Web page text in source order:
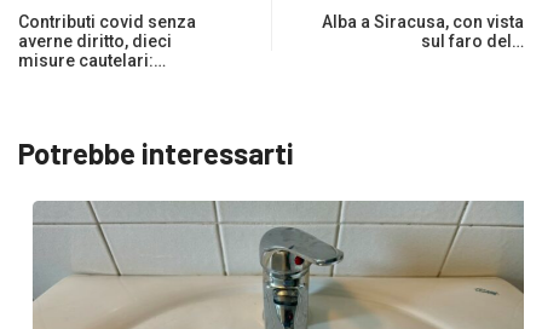
Contributi covid senza
averne diritto, dieci
misure cautelari:…
Alba a Siracusa, con vista
sul faro del…
Potrebbe interessarti